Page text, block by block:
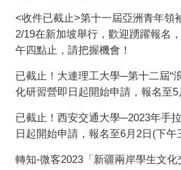
<收件已截止>第十一屆亞洲青年領
2/19在新加坡舉行，歡迎踴躍報名
午四點止，請把握機會！
已截止！大連理工大學─第十二屆“
化研習營即日起開始申請，報名至
已截止！西安交通大學─2023年手
日起開始申請，報名至6月2日(下午
轉知-微客2023「新疆兩岸學生文化